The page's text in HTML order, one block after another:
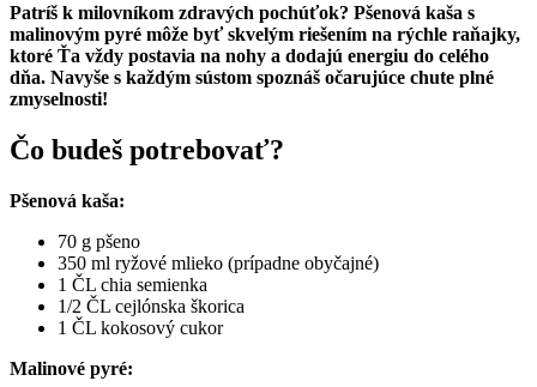
Patríš k milovníkom zdravých pochúťok? Pšenová kaša s
malinovým pyré môže byť skvelým riešením na rýchle raňajky,
ktoré Ťa vždy postavia na nohy a dodajú energiu do celého
dňa. Navyše s každým sústom spoznáš očarujúce chute plné
zmyselnosti!
Čo budeš potrebovať?
Pšenová kaša:
70 g pšeno
350 ml ryžové mlieko (prípadne obyčajné)
1 ČL chia semienka
1/2 ČL cejlónska škorica
1 ČL kokosový cukor
Malinové pyré: